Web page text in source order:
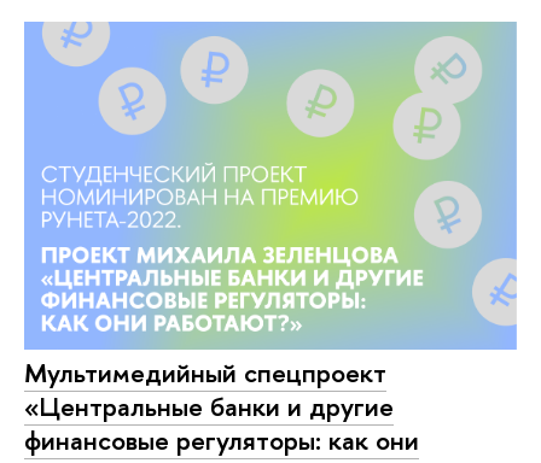
Мультимедийный спецпроект
«Центральные банки и другие
финансовые регуляторы: как они